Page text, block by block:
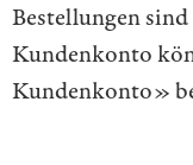
Bestellungen
Kundenkonto
Kundenkonto»